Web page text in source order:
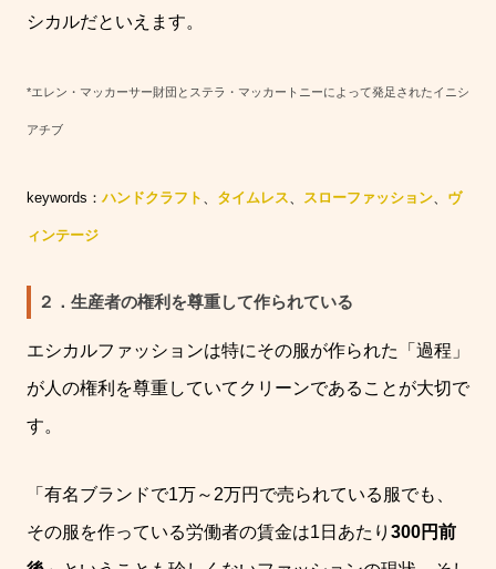
シカルだといえます。
*エレン・マッカーサー財団とステラ・マッカートニーによって発足されたイニシ
アチブ
keywords： ハンドクラフト 、 タイムレス、 スローファッション、 ヴ
ィンテージ
２．生産者の権利を尊重して作られている
エシカルファッションは特にその服が作られた「過程」
が人の権利を尊重していてクリーンであることが大切で
す。
「有名ブランドで1万～ 2万円で売られている服でも、
その服を作っている労働者の賃金は1 日あたり 300円前